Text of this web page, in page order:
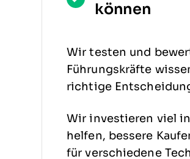
können
Wir testen und
Führungskräfte
richtige
Wir investieren viel
helfen, bessere
für verschiedene